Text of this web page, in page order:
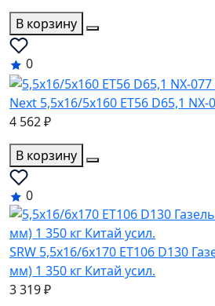
В корзину
0
Next 5,5x16/5x160 ET56 D65,1 NX-
4 562 ₽
В корзину
0
SRW 5,5x16/6x170 ET106 D130
мм) 1 350 кг Китай усил.
3 319 ₽